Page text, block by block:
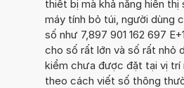
thiết bị mà khả năng hiển thị
máy tính bỏ túi, người dùng
số như 7,897 901 162 697
cho số rất lớn và số rất nhỏ
kiểm chưa được đặt tại vị trí
theo cách viết số thông